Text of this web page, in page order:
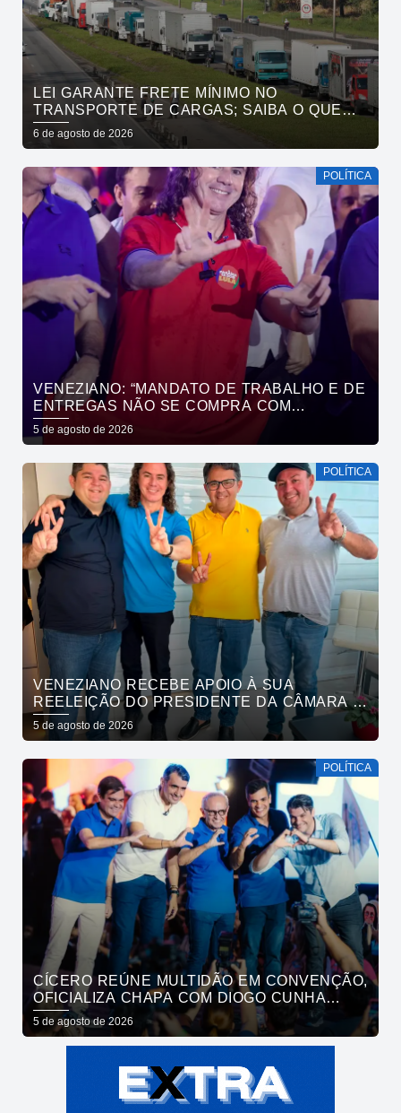
LEI GARANTE FRETE MÍNIMO NO
TRANSPORTE DE CARGAS; SAIBA O QUE
MUDA
6 de agosto de 2026
POLÍTICA
VENEZIANO: “MANDATO DE TRABALHO E DE
ENTREGAS NÃO SE COMPRA COM
DINHEIRO, SE CONQUISTA COM TRABALHO”
5 de agosto de 2026
POLÍTICA
VENEZIANO RECEBE APOIO À SUA
REELEIÇÃO DO PRESIDENTE DA CÂMARA E
VEREADORES DE SÃO BENTO
5 de agosto de 2026
POLÍTICA
CÍCERO REÚNE MULTIDÃO EM CONVENÇÃO,
OFICIALIZA CHAPA COM DIOGO CUNHA
LIMA, VENEZIANO E ANDRÉ GADELHA E
CONVOCA PARAÍBA A DAR O PRÓXIMO
PASSO
5 de agosto de 2026